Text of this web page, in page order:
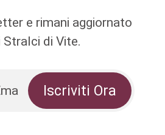
e rimani aggiornato
di Vite.